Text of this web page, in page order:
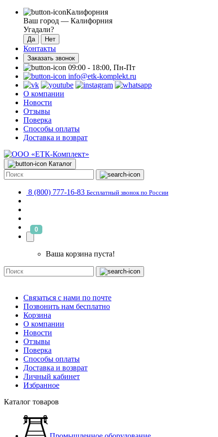
Калифорния
Ваш город — Калифорния
Угадали?
Контакты
Заказать звонок
09:00 - 18:00, Пн-Пт
info@etk-komplekt.ru
О компании
Новости
Отзывы
Поверка
Способы оплаты
Доставка и возврат
Каталог
8 (800) 777-16-83 Бесплатный звонок по России
0
Ваша корзина пуста!
Связаться с нами по почте
Позвонить нам бесплатно
Корзина
О компании
Новости
Отзывы
Поверка
Способы оплаты
Доставка и возврат
Личный кабинет
Избранное
Каталог товаров